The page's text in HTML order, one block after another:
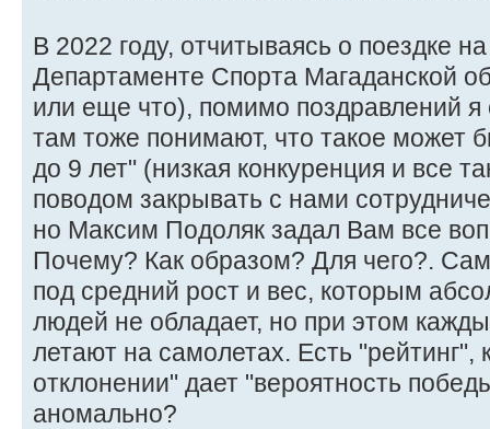
В 2022 году, отчитываясь о поездке
Департаменте Спорта Магаданской
или еще что), помимо поздравлений я
там тоже понимают, что такое может
до 9 лет" (низкая конкуренция и все
поводом закрывать с нами
но Максим Подоляк задал Вам все
Почему? Как образом? Для чего?.
под средний рост и вес, которым
людей не обладает, но при этом
летают на самолетах. Есть
отклонении" дает "вероятность
аномально?